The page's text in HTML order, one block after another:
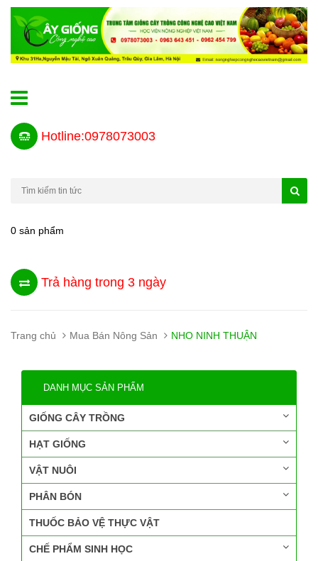
Hotline:0978073003
0 sản phẩm
Trả hàng trong 3 ngày
Trang chủ Mua Bán Nông Sản NHO NINH THUẬN
DANH MỤC SẢN PHẨM
GIỐNG CÂY TRỒNG
HẠT GIỐNG
VẬT NUÔI
PHÂN BÓN
THUỐC BẢO VỆ THỰC VẬT
CHẾ PHẨM SINH HỌC